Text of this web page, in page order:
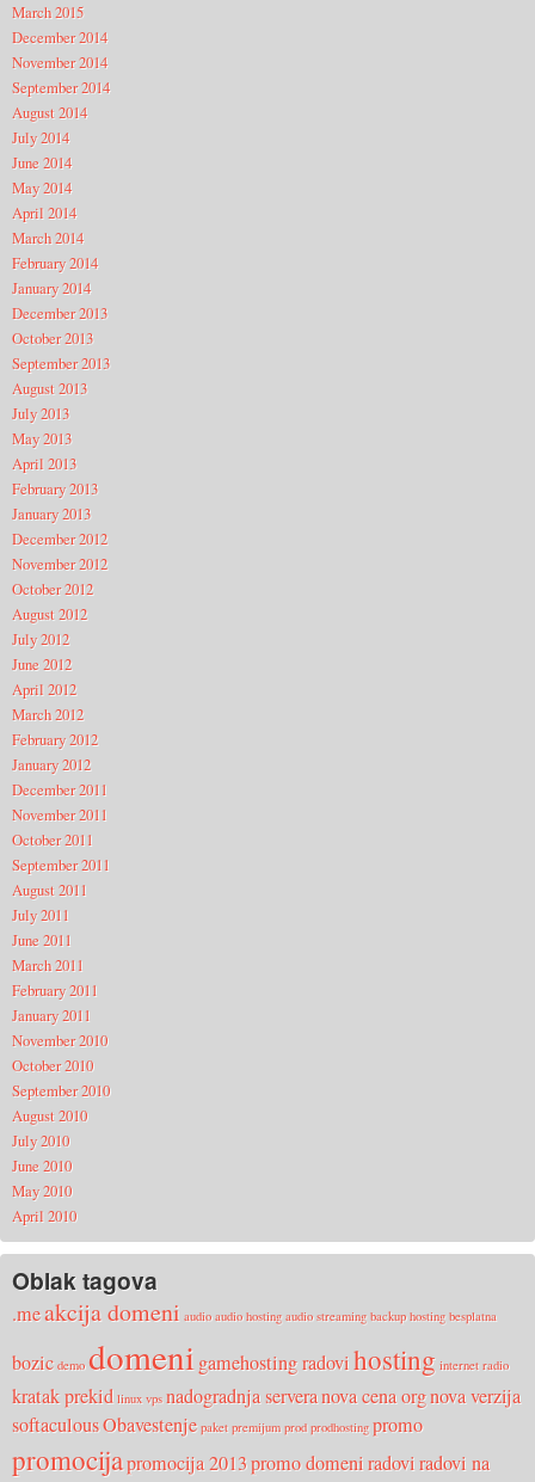
March 2015
December 2014
November 2014
September 2014
August 2014
July 2014
June 2014
May 2014
April 2014
March 2014
February 2014
January 2014
December 2013
October 2013
September 2013
August 2013
July 2013
May 2013
April 2013
February 2013
January 2013
December 2012
November 2012
October 2012
August 2012
July 2012
June 2012
April 2012
March 2012
February 2012
January 2012
December 2011
November 2011
October 2011
September 2011
August 2011
July 2011
June 2011
March 2011
February 2011
January 2011
November 2010
October 2010
September 2010
August 2010
July 2010
June 2010
May 2010
April 2010
Oblak tagova
.meakcija domeni audio audio hosting audio streaming backup hosting besplatna
bozic demo domenigamehosting radovihosting internet radio
kratak prekid linux vps nadogradnja serveranova cena orgnova verzija
softaculousObavestenje paket premijum prod prodhosting promo
promocijapromocija 2013promo domeniradoviradovi na